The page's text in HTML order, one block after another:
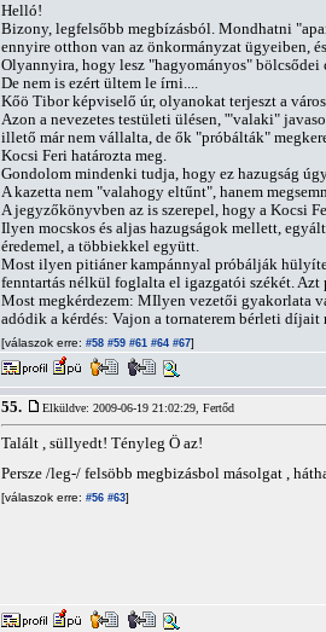
Helló!
Bizony, legfelsőbb megbízásból. Mondhatni
ennyire otthon van az önkormányzat ügyeiben,
Olyannyira, hogy lesz "hagyományos" bölcsődei
De nem is ezért ültem le írni....
Kőö Tibor képviselő úr, olyanokat terjeszt a
Azon a nevezetes testületi ülésen, '"valaki"
illető már nem vállalta, de ők "próbálták"
Kocsi Feri határozta meg.
Gondolom mindenki tudja, hogy ez hazugság
A kazetta nem "valahogy eltűnt", hanem
A jegyzőkönyvben az is szerepel, hogy a Kocsi
Ilyen mocskos és aljas hazugságok mellett,
éredemel, a többiekkel együtt.
Most ilyen pitiáner kampánnyal próbálják
fenntartás nélkül foglalta el igazgatói székét.
Most megkérdezem: MIlyen vezetői gyakorlata
adódik a kérdés: Vajon a tornaterem bérleti
[válaszok erre: #58 #59 #61 #64 #67]
55. Elküldve: 2009-06-19 21:02:29, Fertőd
Talált , süllyedt! Tényleg Ö az!
Persze /leg-/ felsöbb megbizásbol másolgat ,
[válaszok erre: #56 #63]